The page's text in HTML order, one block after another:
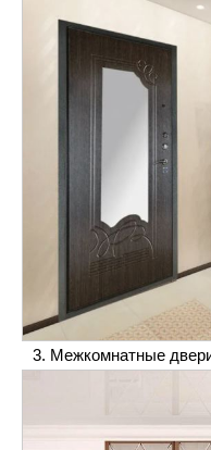
Межкомнатные